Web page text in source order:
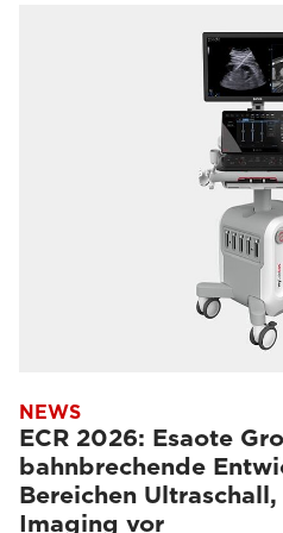
NEWS
ECR 2026: Esaote
bahnbrechende
Bereichen
Imaging vor